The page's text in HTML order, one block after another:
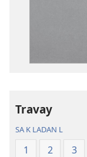
Travay
SA K LADAN L
1 2 3